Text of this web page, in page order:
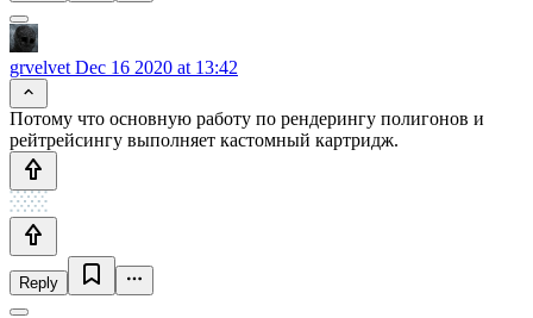
grvelvet Dec 16 2020 at 13:42
Потому что основную работу по рендерингу полигонов и
рейтрейсингу выполняет кастомный картридж.
Reply